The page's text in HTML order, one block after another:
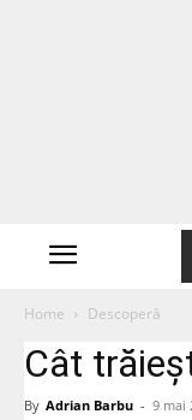
Home Descoperă
Cât
By Adrian Barbu - 9 mai